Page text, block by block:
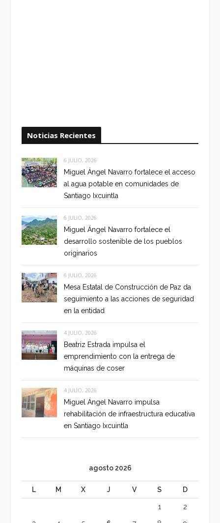
Noticias Recientes
6 JULIO, 2026
Miguel Ángel Navarro fortalece el acceso
al agua potable en comunidades de
Santiago Ixcuintla
6 JULIO, 2026
Miguel Ángel Navarro fortalece el
desarrollo sostenible de los pueblos
originarios
6 JULIO, 2026
Mesa Estatal de Construcción de Paz da
seguimiento a las acciones de seguridad
en la entidad
4 JULIO, 2026
Beatriz Estrada impulsa el
emprendimiento con la entrega de
máquinas de coser
4 JULIO, 2026
Miguel Ángel Navarro impulsa
rehabilitación de infraestructura educativa
en Santiago Ixcuintla
agosto 2026
L M X J V S D
1 2